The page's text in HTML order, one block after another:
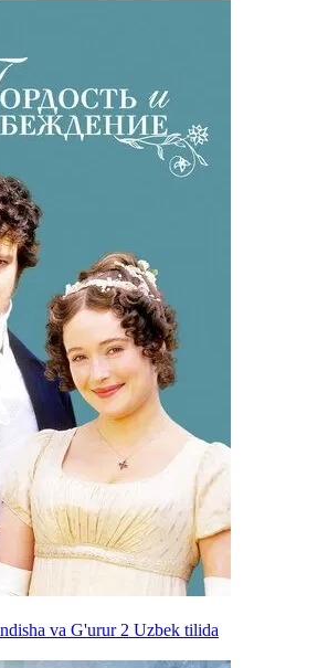
va G'urur 2 Uzbek tilida